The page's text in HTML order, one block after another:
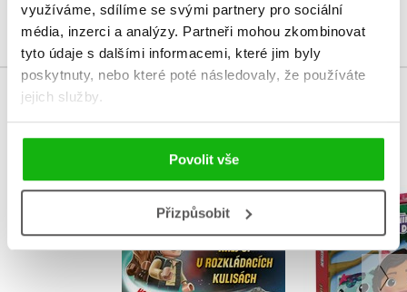
využíváme, sdílíme se svými partnery pro sociální
média, inzerci a analýzy. Partneři mohou zkombinovat
tyto údaje s dalšími informacemi, které jim byly
poskytnuty, nebo které poté následovaly, že používáte
jejich služby.
Povolit vše
Přizpůsobit
Přihlásit
LEGO® Star Wars™
Han Solo a Chewie v
akci
Kolektiv
Gábinin
domek -
s